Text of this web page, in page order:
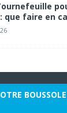
: que faire en